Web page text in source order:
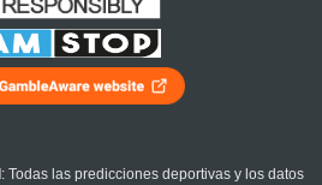
: Todas las predicciones deportivas y los datos